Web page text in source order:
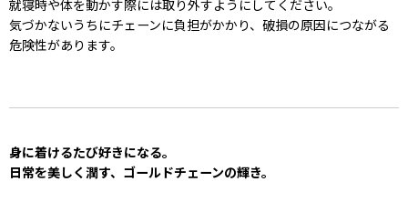
就寝時や体を動かす際には取り外すようにしてください。
気づかないうちにチェーンに負担がかかり、破損の原因につながる
危険性があります。
身に着けるたび好きになる。
日常を美しく潤す、ゴールドチェーンの輝き。